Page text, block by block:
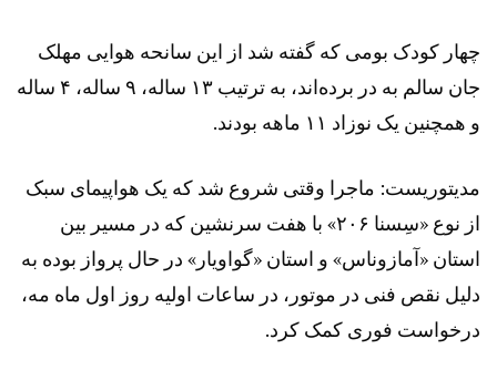
چهار کودک بومی که گفته شد از این سانحه هوایی مهلک
جان سالم به در برده‌اند، به ترتیب ۱۳ ساله، ۹ ساله، ۴ ساله
و همچنین یک نوزاد ۱۱ ماهه بودند.
مدیتوریست: ماجرا وقتی شروع شد که یک هواپیمای سبک
از نوع «سِسنا ۲۰۶» با هفت سرنشین که در مسیر بین
استان «آمازوناس» و استان «گواویار» در حال پرواز بوده به
دلیل نقص فنی در موتور، در ساعات اولیه روز اول ماه مه،
درخواست فوری کمک کرد.